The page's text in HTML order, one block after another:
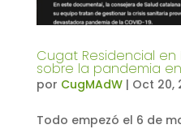
Cugat Residencial
sobre la pandemia
por CugMAdW| Oct 20,
Todo empezó el 6 de